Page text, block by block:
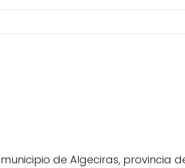
de Algeciras, provincia